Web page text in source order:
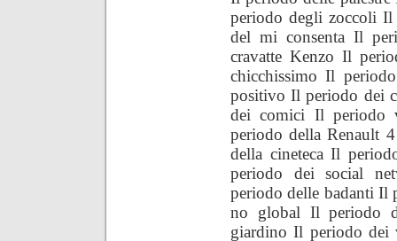
periodo degli zoccoli
del mi consenta Il
cravatte Kenzo Il
chicchissimo Il
positivo Il periodo dei
dei comici Il periodo
periodo della Renault
della cineteca Il
periodo dei social
periodo delle badanti Il
no global Il periodo
giardino Il periodo